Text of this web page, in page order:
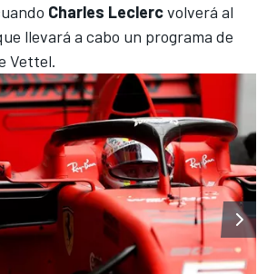
Charles Leclercvolverá al
llevará a cabo un programa de
Vettel.